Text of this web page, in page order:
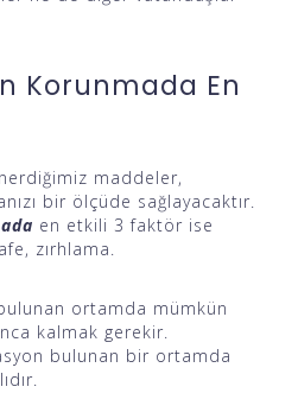
Korunmada En
maddeler,
bir ölçüde sağlayacaktır.
en etkili 3 faktör ise
zırhlama.
ortamda mümkün
kalmak gerekir.
bulunan bir ortamda